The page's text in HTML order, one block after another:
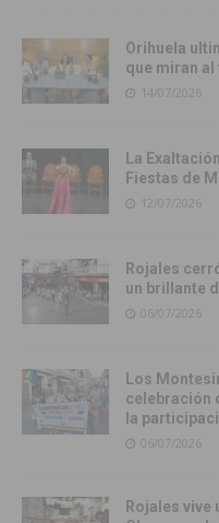
Orihuela
que miran
14/07/2026
La
Fiestas de
12/07/2026
Rojales
un brillante
06/07/2026
Los
celebración
la
06/07/2026
Rojales vive